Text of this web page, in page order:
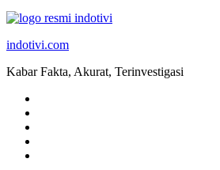
indotivi.com
Kabar Fakta, Akurat, Terinvestigasi